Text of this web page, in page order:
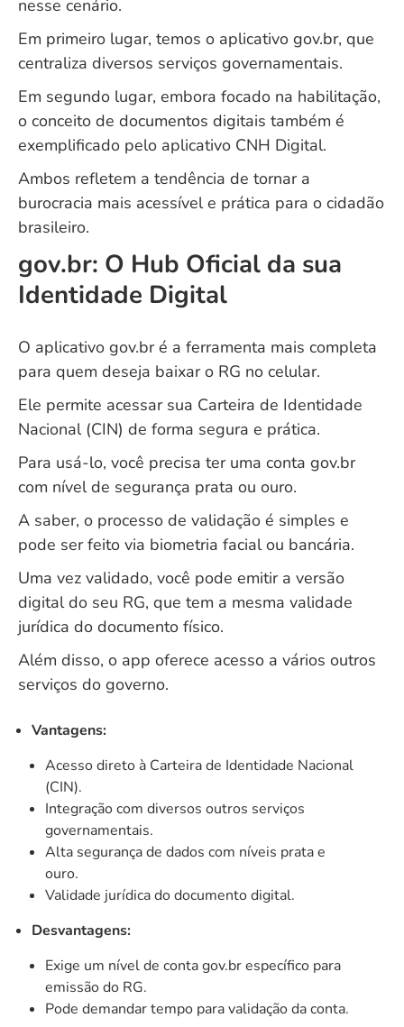
nesse cenário.
Em primeiro lugar, temos o aplicativo gov.br, que
centraliza diversos serviços governamentais.
Em segundo lugar, embora focado na habilitação,
o conceito de documentos digitais também é
exemplificado pelo aplicativo CNH Digital.
Ambos refletem a tendência de tornar a
burocracia mais acessível e prática para o cidadão
brasileiro.
gov.br: O Hub Oficial da sua
Identidade Digital
O aplicativo gov.br é a ferramenta mais completa
para quem deseja baixar o RG no celular.
Ele permite acessar sua Carteira de Identidade
Nacional (CIN) de forma segura e prática.
Para usá-lo, você precisa ter uma conta gov.br
com nível de segurança prata ou ouro.
A saber, o processo de validação é simples e
pode ser feito via biometria facial ou bancária.
Uma vez validado, você pode emitir a versão
digital do seu RG, que tem a mesma validade
jurídica do documento físico.
Além disso, o app oferece acesso a vários outros
serviços do governo.
Vantagens:
Acesso direto à Carteira de Identidade Nacional
(CIN).
Integração com diversos outros serviços
governamentais.
Alta segurança de dados com níveis prata e
ouro.
Validade jurídica do documento digital.
Desvantagens:
Exige um nível de conta gov.br específico para
emissão do RG.
Pode demandar tempo para validação da conta.